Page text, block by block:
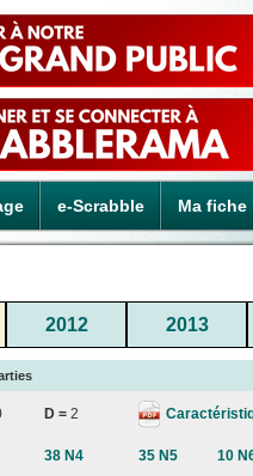
e-Scrabble Ma fiche
2012 2013
D = 2
38 N4 35 N5 10